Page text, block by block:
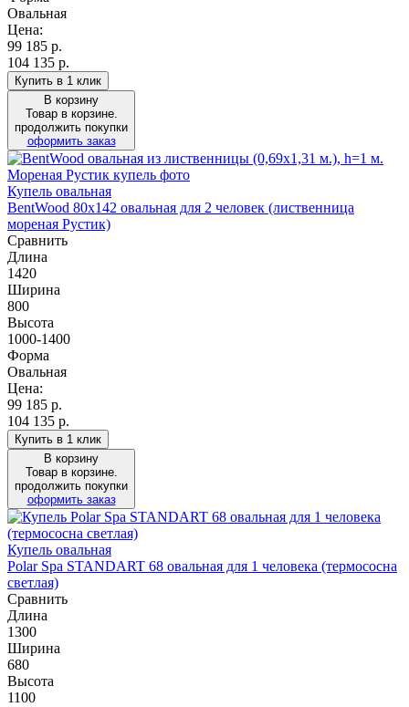
Овальная
Цена:
99 185 р.
104 135 р.
Купить в 1 клик
В корзину
Товар в корзине.
продолжить покупки
оформить заказ
Купель овальная
BentWood 80х142 овальная для 2 человек (лиственница
мореная Рустик)
Сравнить
Длина
1420
Ширина
800
Высота
1000-1400
Форма
Овальная
Цена:
99 185 р.
104 135 р.
Купить в 1 клик
В корзину
Товар в корзине.
продолжить покупки
оформить заказ
Купель овальная
Polar Spa STANDART 68 овальная для 1 человека (термососна
светлая)
Сравнить
Длина
1300
Ширина
680
Высота
1100